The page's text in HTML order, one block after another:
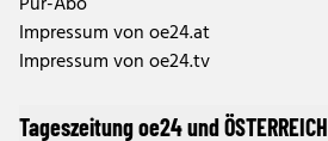
Impressum von oe24.at
Impressum von oe24.tv
Tageszeitung oe24 und ÖSTERREICH